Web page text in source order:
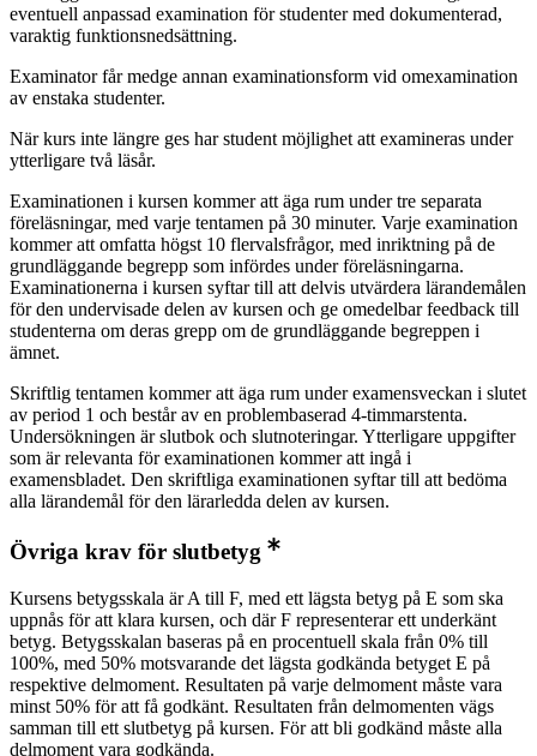
eventuell anpassad examination för studenter med dokumenterad,
varaktig funktionsnedsättning.
Examinator får medge annan examinationsform vid omexamination
av enstaka studenter.
När kurs inte längre ges har student möjlighet att examineras under
ytterligare två läsår.
Examinationen i kursen kommer att äga rum under tre separata
föreläsningar, med varje tentamen på 30 minuter. Varje examination
kommer att omfatta högst 10 flervalsfrågor, med inriktning på de
grundläggande begrepp som infördes under föreläsningarna.
Examinationerna i kursen syftar till att delvis utvärdera lärandemålen
för den undervisade delen av kursen och ge omedelbar feedback till
studenterna om deras grepp om de grundläggande begreppen i
ämnet.
Skriftlig tentamen kommer att äga rum under examensveckan i slutet
av period 1 och består av en problembaserad 4-timmarstenta.
Undersökningen är slutbok och slutnoteringar. Ytterligare uppgifter
som är relevanta för examinationen kommer att ingå i
examensbladet. Den skriftliga examinationen syftar till att bedöma
alla lärandemål för den lärarledda delen av kursen.
Övriga krav för slutbetyg
Kursens betygsskala är A till F, med ett lägsta betyg på E som ska
uppnås för att klara kursen, och där F representerar ett underkänt
betyg. Betygsskalan baseras på en procentuell skala från 0% till
100%, med 50% motsvarande det lägsta godkända betyget E på
respektive delmoment. Resultaten på varje delmoment måste vara
minst 50% för att få godkänt. Resultaten från delmomenten vägs
samman till ett slutbetyg på kursen. För att bli godkänd måste alla
delmoment vara godkända.